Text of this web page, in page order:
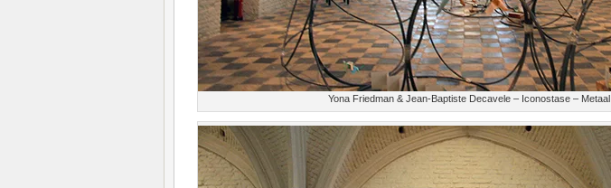
Yona Friedman & Jean-Baptiste Decavele – Iconostase – Metaal